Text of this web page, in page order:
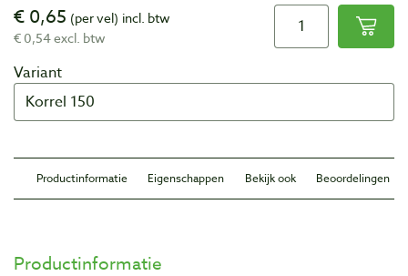
€ 0,65 (per vel) incl. btw
€ 0,54 excl. btw
Variant
Productinformatie Eigenschappen Bekijk ook Beoordelingen
Productinformatie